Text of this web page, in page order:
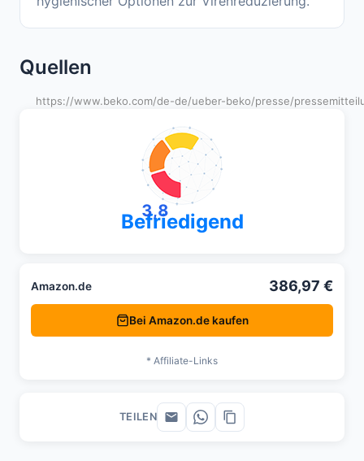
Quellen
https://www.beko.com/de-de/ueber-beko/presse/
3,8
Befriedigend
Amazon.de 386,97 €
Bei Amazon.de kaufen
* Affiliate-Links
TEILEN